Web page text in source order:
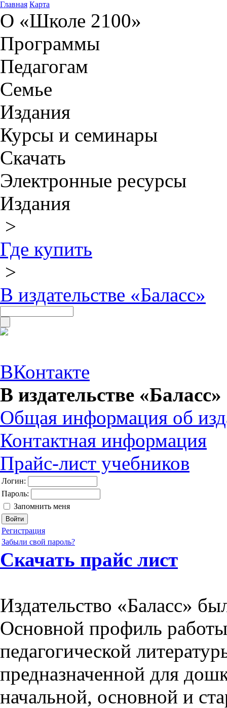
Главная Карта
О «Школе 2100»
Программы
Педагогам
Семье
Издания
Курсы и семинары
Скачать
Электронные ресурсы
Издания
>
Где купить
>
В издательстве «Баласс»
ВКонтакте
В издательстве «Баласс»
Общая информация об
Контактная информация
Прайс-лист учебников
Логин:
Пароль:
Запомнить меня
Регистрация
Забыли свой пароль?
Скачать прайс лист
Издательство «Баласс»
Основной профиль
педагогической
предназначенной для
начальной, основной и